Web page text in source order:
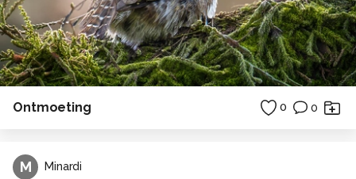
Ontmoeting 0 0
M Minardi